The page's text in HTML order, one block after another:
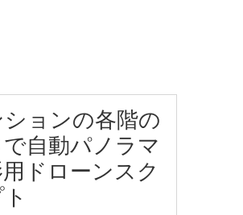
ョンの各階の
自動パノラマ
ドローンスク